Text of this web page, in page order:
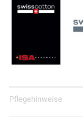
Pflegehinweise